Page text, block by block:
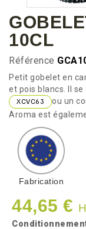
10CL
Référence
Petit gobelet en
et pois blancs. Il
XCVC63 ou un
Aroma est
Fabrication
44,65 €